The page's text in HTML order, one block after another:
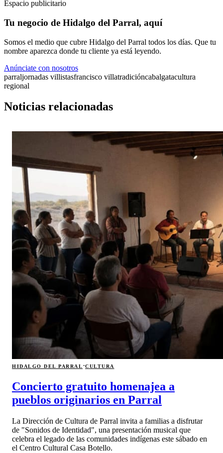
Espacio publicitario
Tu negocio de Hidalgo del Parral, aquí
Somos el medio que cubre Hidalgo del Parral todos los días. Que tu
nombre aparezca donde tu cliente ya está leyendo.
Anúnciate con nosotros
parraljornadas villistasfrancisco villatradicióncabalgatacultura
regional
Noticias relacionadas
HIDALGO DEL PARRAL·CULTURA
Concierto gratuito homenajea a
pueblos originarios en Parral
La Dirección de Cultura de Parral invita a familias a disfrutar
de "Sonidos de Identidad", una presentación musical que
celebra el legado de las comunidades indígenas este sábado en
el Centro Cultural Casa Botello.